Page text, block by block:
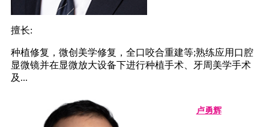
擅长:
种植修复，微创美学修复，全口咬合重建等;熟练应用口腔
显微镜并在显微放大设备下进行种植手术、牙周美学手术
及...
卢勇辉